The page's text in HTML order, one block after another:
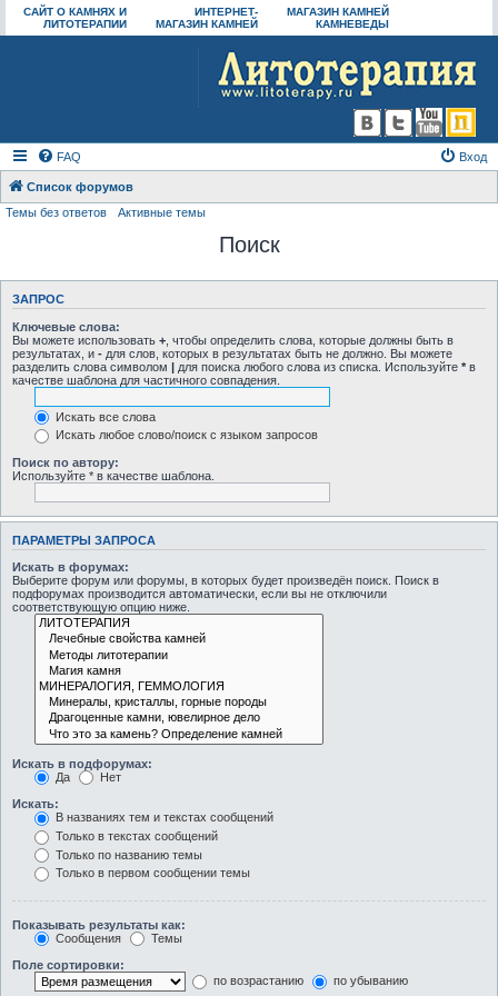
САЙТ О КАМНЯХ И
ЛИТОТЕРАПИИ
ИНТЕРНЕТ-
МАГАЗИН КАМНЕЙ
МАГАЗИН КАМНЕЙ
КАМНЕВЕДЫ
FAQ Вход
Список форумов
Темы без ответов
Активные темы
Поиск
ЗАПРОС
Ключевые слова:
Вы можете использовать + , чтобы определить слова, которые должны быть в
результатах, и - для слов, которых в результатах быть не должно. Вы можете
разделить слова символом | для поиска любого слова из списка. Используйте * в
качестве шаблона для частичного совпадения.
Искать все слова
Искать любое слово/поиск с языком запросов
Поиск по автору:
Используйте * в качестве шаблона.
ПАРАМЕТРЫ ЗАПРОСА
Искать в форумах:
Выберите форум или форумы, в которых будет произведён поиск. Поиск в
подфорумах производится автоматически, если вы не отключили
соответствующую опцию ниже.
Искать в подфорумах:
Да
Нет
Искать:
В названиях тем и текстах сообщений
Только в текстах сообщений
Только по названию темы
Только в первом сообщении темы
Показывать результаты как:
Сообщения
Темы
Поле сортировки:
по возрастанию
по убыванию